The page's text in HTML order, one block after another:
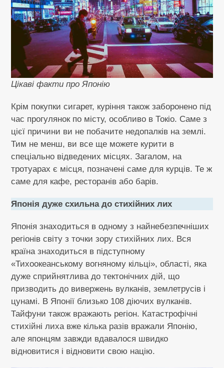
Цікаві факти про Японію
Крім покупки сигарет, куріння також заборонено під
час прогулянок по місту, особливо в Токіо. Саме з
цієї причини ви не побачите недопалків на землі.
Тим не менш, ви все ще можете курити в
спеціально відведених місцях. Загалом, на
тротуарах є місця, позначені саме для курців. Те ж
саме для кафе, ресторанів або барів.
Японія дуже схильна до стихійних лих
Японія знаходиться в одному з найнебезпечніших
регіонів світу з точки зору стихійних лих. Вся
країна знаходиться в підступному
«Тихоокеанському вогняному кільці», області, яка
дуже сприйнятлива до тектонічних дій, що
призводить до вивержень вулканів, землетрусів і
цунамі. В Японії близько 108 діючих вулканів.
Тайфуни також вражають регіон. Катастрофічні
стихійні лиха вже кілька разів вражали Японію,
але японцям завжди вдавалося швидко
відновитися і відновити свою націю.